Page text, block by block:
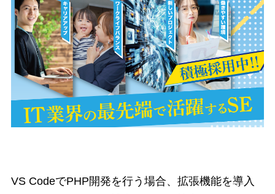
VS CodeでPHP開発を行う場合、拡張機能を導入